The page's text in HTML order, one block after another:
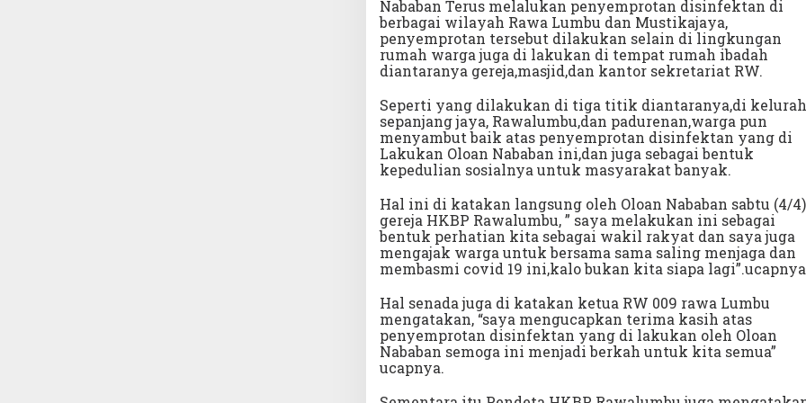
Nababan Terus melalukan penyemprotan disinfektan di
berbagai wilayah Rawa Lumbu dan Mustikajaya,
penyemprotan tersebut dilakukan selain di lingkungan
rumah warga juga di lakukan di tempat rumah ibadah
diantaranya gereja,masjid,dan kantor sekretariat RW.
Seperti yang dilakukan di tiga titik diantaranya,di
sepanjang jaya, Rawalumbu,dan padurenan,warga pun
menyambut baik atas penyemprotan disinfektan yang di
Lakukan Oloan Nababan ini,dan juga sebagai bentuk
kepedulian sosialnya untuk masyarakat banyak.
Hal ini di katakan langsung oleh Oloan Nababan sabtu (4/
gereja HKBP Rawalumbu, ” saya melakukan ini sebagai
bentuk perhatian kita sebagai wakil rakyat dan saya juga
mengajak warga untuk bersama sama saling menjaga dan
membasmi covid 19 ini,kalo bukan kita siapa
Hal senada juga di katakan ketua RW 009 rawa Lumbu
mengatakan, “saya mengucapkan terima kasih atas
penyemprotan disinfektan yang di lakukan oleh Oloan
Nababan semoga ini menjadi berkah untuk kita semua”
ucapnya.